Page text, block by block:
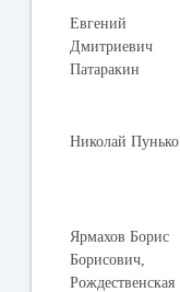
Евгений
Дмитриевич
Патаракин
Николай Пунько
Ярмахов Борис
Борисович,
Рождественская